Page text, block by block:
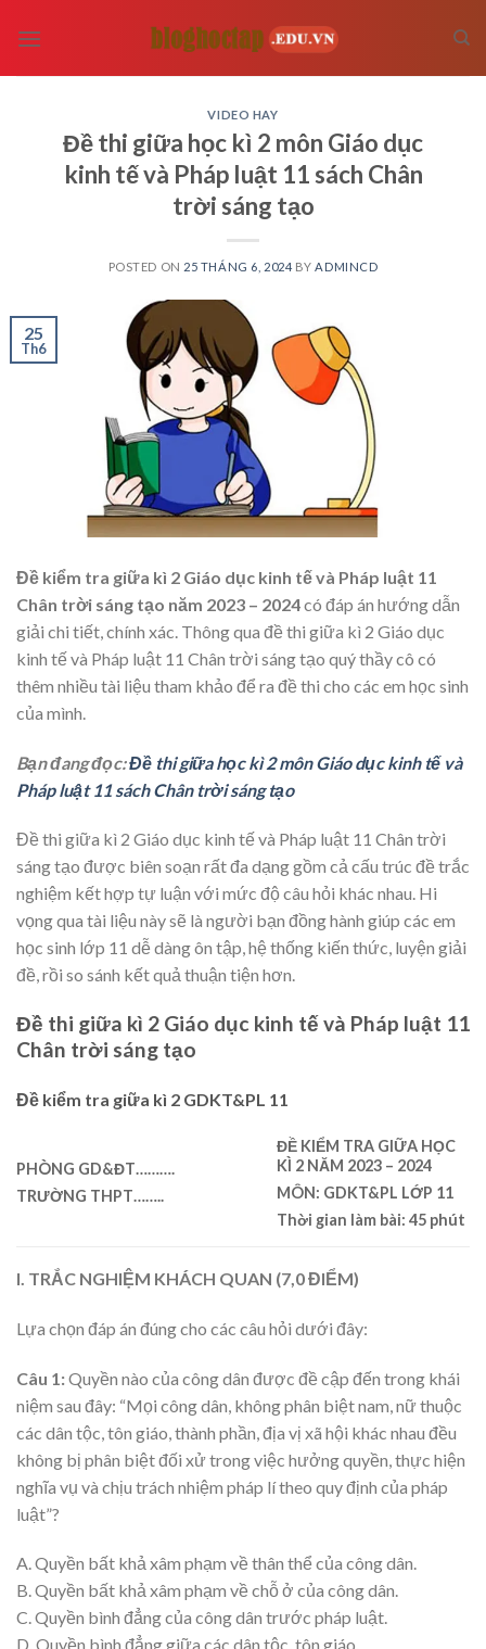
VIDEO HAY
Đề thi giữa học kì 2 môn Giáo dục
kinh tế và Pháp luật 11 sách Chân
trời sáng tạo
POSTED ON 25 THÁNG 6, 2024 BY ADMINCD
25
Th6
Đề kiểm tra giữa kì 2 Giáo dục kinh tế và Pháp luật 11
Chân trời sáng tạo năm 2023 – 2024có đáp án hướng dẫn
giải chi tiết, chính xác. Thông qua đề thi giữa kì 2 Giáo dục
kinh tế và Pháp luật 11 Chân trời sáng tạo quý thầy cô có
thêm nhiều tài liệu tham khảo để ra đề thi cho các em học sinh
của mình.
Bạn đang đọc:Đề thi giữa học kì 2 môn Giáo dục kinh tế và
Pháp luật 11 sách Chân trời sáng tạo
Đề thi giữa kì 2 Giáo dục kinh tế và Pháp luật 11 Chân trời
sáng tạo được biên soạn rất đa dạng gồm cả cấu trúc đề trắc
nghiệm kết hợp tự luận với mức độ câu hỏi khác nhau. Hi
vọng qua tài liệu này sẽ là người bạn đồng hành giúp các em
học sinh lớp 11 dễ dàng ôn tập, hệ thống kiến thức, luyện giải
đề, rồi so sánh kết quả thuận tiện hơn.
Đề thi giữa kì 2 Giáo dục kinh tế và Pháp luật 11
Chân trời sáng tạo
Đề kiểm tra giữa kì 2 GDKT&PL 11
PHÒNG GD&ĐT……….
TRƯỜNG THPT……..
ĐỀ KIỂM TRA GIỮA HỌC
KÌ 2 NĂM 2023 – 2024
MÔN: GDKT&PL LỚP 11
Thời gian làm bài: 45 phút
I. TRẮC NGHIỆM KHÁCH QUAN (7,0 ĐIỂM)
Lựa chọn đáp án đúng cho các câu hỏi dưới đây:
Câu 1:Quyền nào của công dân được đề cập đến trong khái
niệm sau đây: “Mọi công dân, không phân biệt nam, nữ thuộc
các dân tộc, tôn giáo, thành phần, địa vị xã hội khác nhau đều
không bị phân biệt đối xử trong việc hưởng quyền, thực hiện
nghĩa vụ và chịu trách nhiệm pháp lí theo quy định của pháp
luật”?
A. Quyền bất khả xâm phạm về thân thể của công dân.
B. Quyền bất khả xâm phạm về chỗ ở của công dân.
C. Quyền bình đẳng của công dân trước pháp luật.
D. Quyền bình đẳng giữa các dân tộc, tôn giáo.